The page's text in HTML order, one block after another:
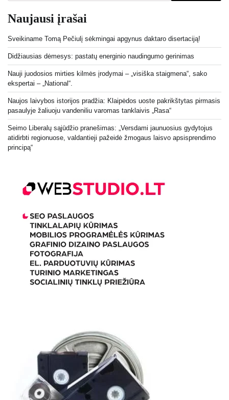
Naujausi įrašai
Sveikiname Tomą Pečiulį sėkmingai apgynus daktaro disertaciją!
Didžiausias dėmesys: pastatų energinio naudingumo gerinimas
Nauji juodosios mirties kilmės įrodymai – „visiška staigmena“, sako
ekspertai – „National“.
Naujos laivybos istorijos pradžia: Klaipėdos uoste pakrikštytas pirmasis
pasaulyje žaliuoju vandeniliu varomas tanklaivis „Rasa“
Seimo Liberalų sąjūdžio pranešimas: „Versdami jaunuosius gydytojus
atidirbti regionuose, valdantieji pažeidė žmogaus laisvo apsisprendimo
principą“